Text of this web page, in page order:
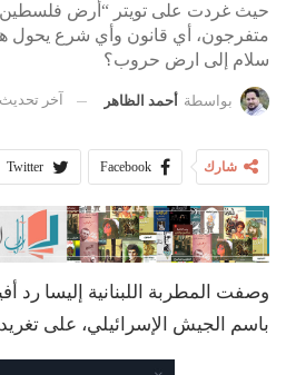
حيث غردت على تويتر “أرض
متفرجون، أي قانون وأي شرع يحول
سلام إلى ارض حروب؟
بواسطة أحمد الظاهر آخر تحديث
شارك Facebook
Twitter
وصفت المطربة اللبنانية إليسا رد
باسم الجيش الإسرائيلي، على